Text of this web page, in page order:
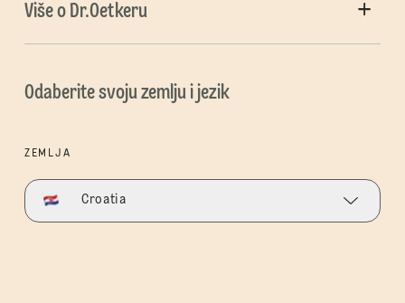
Više o Dr.Oetkeru
Odaberite svoju zemlju i jezik
ZEMLJA
Croatia